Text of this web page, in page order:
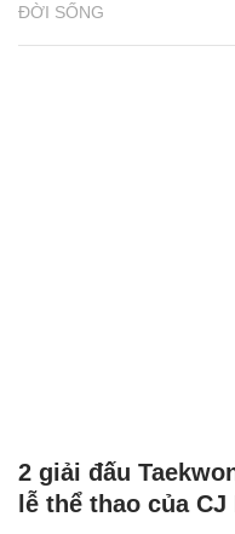
ĐỜI SỐNG
2 giải đấu
lễ thể thao của CJ